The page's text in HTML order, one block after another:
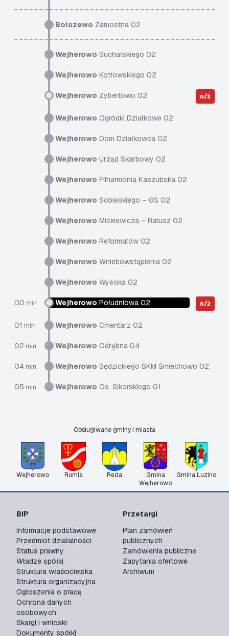
Bolszewo Zamostna 02
Wejherowo Sucharskiego 02
Wejherowo Kotłowskiego 02
Wejherowo Zybertowo 02 n/ż
Wejherowo Ogródki Działkowe 02
Wejherowo Dom Działkowca 02
Wejherowo Urząd Skarbowy 02
Wejherowo Filharmonia Kaszubska 02
Wejherowo Sobieskiego – GS 02
Wejherowo Mickiewicza – Ratusz 02
Wejherowo Reformatów 02
Wejherowo Wniebowstąpienia 02
Wejherowo Wysoka 02
00 min Wejherowo Południowa 02 n/ż
01 min Wejherowo Cmentarz 02
02 min Wejherowo Odrębna 04
04 min Wejherowo Sędzickiego SKM Śmiechowo 02
05 min Wejherowo Os. Sikorskiego 01
Obsługiwane gminy i miasta
Wejherowo Rumia Reda
Gmina
Wejherowo
Gmina Luzino
BIP
Informacje podstawowe
Przedmiot działalności
Status prawny
Władze spółki
Struktura właścicielska
Struktura organizacyjna
Ogłoszenia o pracę
Ochrona danych
osobowych
Skargi i wnioski
Dokumenty spółki
Przetargi
Plan zamówień
publicznych
Zamówienia publiczne
Zapytania ofertowe
Archiwum